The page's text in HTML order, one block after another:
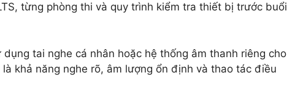
từng phòng thi và quy trình kiểm tra thiết bị trước buổi
tai nghe cá nhân hoặc hệ thống âm thanh riêng cho
khả năng nghe rõ, âm lượng ổn định và thao tác điều